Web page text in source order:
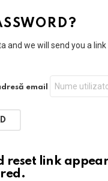
and we will send you a
email
reset link